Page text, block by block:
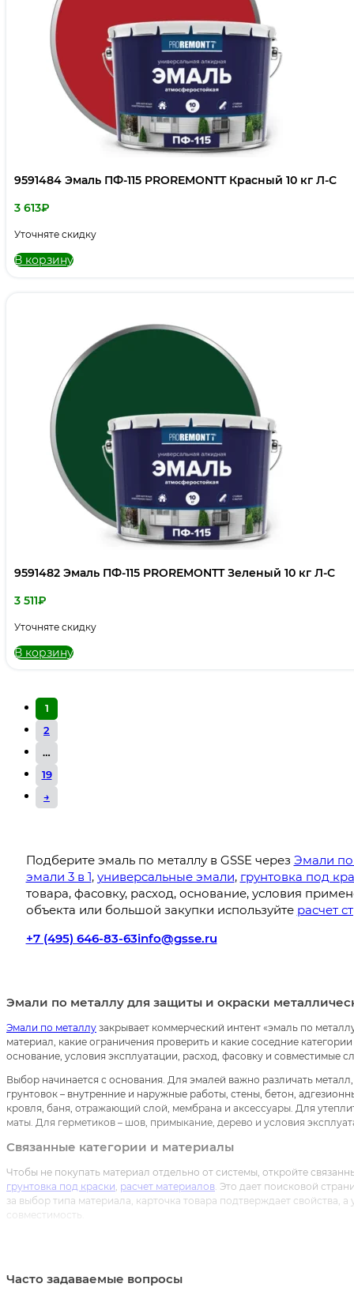
9591484 Эмаль ПФ-115 PROREMONTT Красный 10 кг Л-С
3 613₽
Уточняте скидку
В корзину
9591482 Эмаль ПФ-115 PROREMONTT Зеленый 10 кг Л-С
3 511₽
Уточняте скидку
В корзину
1
2
…
19
→
Подберите эмаль по металлу в GSSE через Эмали по
эмали 3 в 1, универсальные эмали, грунтовка под
товара, фасовку, расход, основание, условия
объекта или большой закупки используйте расчет
+7 (495) 646-83-63info@gsse.ru
Эмали по металлу для защиты и окраски
Эмали по металлу закрывает коммерческий интент «эмаль по
материал, какие ограничения проверить и какие соседние
основание, условия эксплуатации, расход, фасовку и совместимые
Выбор начинается с основания. Для эмалей важно различать
грунтовок – внутренние и наружные работы, стены, бетон,
кровля, баня, отражающий слой, мембрана и аксессуары. Для
маты. Для герметиков – шов, примыкание, дерево и условия
Связанные категории и материалы
Чтобы не покупать материал отдельно от системы, откройте
грунтовка под краски расчет материалов . Это дает поисковой
за выбор типа материала, карточка товара подтверждает свойства, а
совместимость.
Часто задаваемые вопросы